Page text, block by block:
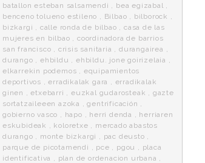
batallon esteban salsamendi
bea egizabal
benceno tolueno estileno
Bilbao bilborock
bizkargi
calle ronda de bilbao ,casa de las
mujeres en bilbao ,coordinadora de barrios
san francisco
crisis sanitaria ,durangairea
durango ,ehbildu ,ehbildu. jone goirizelaia
elkarrekin podemos
equipamientos
deportivos ,erradikalak gara
erradikalak
ginen
,etxebarri ,euzkal gudarosteak
gazte
sortatzaileeen azoka
,gentrificación
gobierno vasco
hapo herri denda
herriaren
eskubideak
koloretxe
mercado abastos
durango
monte bizkargi pac deusto
parque de picotamendi
pce pgou
placa
identificativa
plan de ordenacion urbana